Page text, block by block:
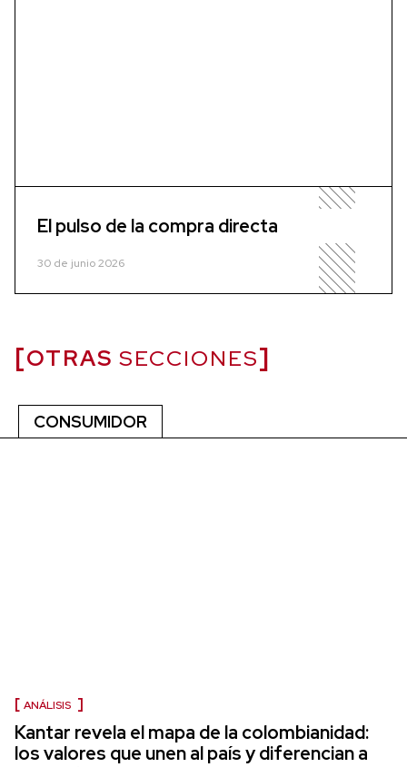
El pulso de la compra directa
30 de junio 2026
OTRAS SECCIONES
CONSUMIDOR
ANÁLISIS
Kantar revela el mapa de la colombianidad:
los valores que unen al país y diferencian a